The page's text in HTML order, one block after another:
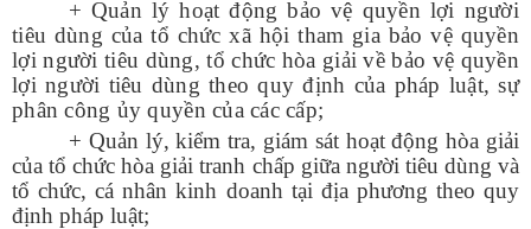
+ Quản lý hoạt động bảo vệ quyền lợi người
tiêu dùng của tổ chức xã hội tham gia bảo vệ quyền
lợi người tiêu dùng, tổ chức hòa giải về bảo vệ quyền
lợi người tiêu dùng theo quy định của pháp luật, sự
phân công ủy quyền của các cấp;
+ Quản lý, kiểm tra, giám sát hoạt động hòa giải
của tổ chức hòa giải tranh chấp giữa người tiêu dùng và
tổ chức, cá nhân kinh doanh tại địa phương theo quy
định pháp luật;